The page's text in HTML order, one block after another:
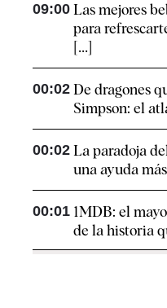
09:00 Las mejores
para
[...]
00:02 De dragones
Simpson: el
00:02 La paradoja
una ayuda
00:01 1MDB: el
de la historia